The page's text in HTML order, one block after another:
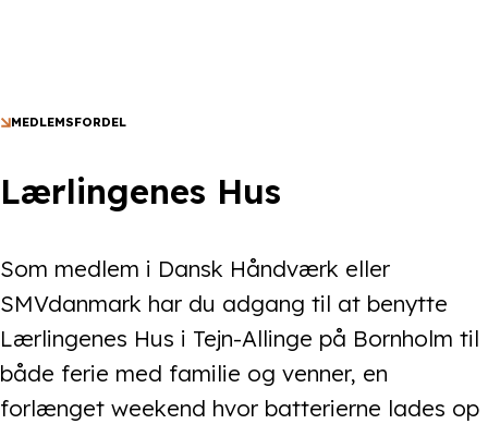
MEDLEMSFORDEL
Lærlingenes Hus
Som medlem i Dansk Håndværk eller
SMVdanmark har du adgang til at benytte
Lærlingenes Hus i Tejn-Allinge på Bornholm til
både ferie med familie og venner, en
forlænget weekend hvor batterierne lades op